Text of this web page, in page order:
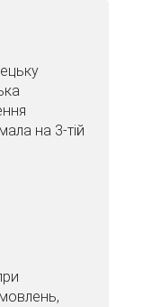
на 3-тій